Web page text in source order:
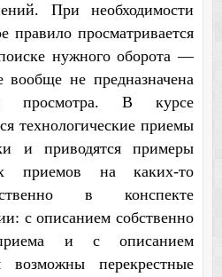
При необходимости
правило просматривается
нужного оборота —
вообще не предназначена
просмотра. В курсе
технологические приемы
и приводятся примеры
приемов на каких-то
в конспекте
с описанием собственно
приема и с описанием
перекрестные